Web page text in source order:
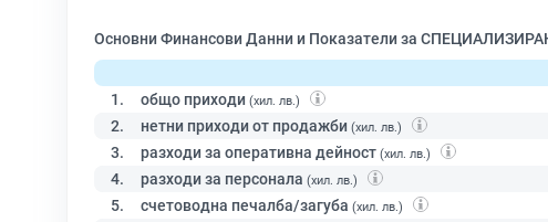
Основни Финансови Данни и Показатели за
1.
общо приходи (хил. лв.)
2. нетни приходи от продажби (хил. лв.)
3. разходи за оперативна дейност (хил. лв.)
4. разходи за персонала (хил. лв.)
5. счетоводна печалба/загуба (хил. лв.)